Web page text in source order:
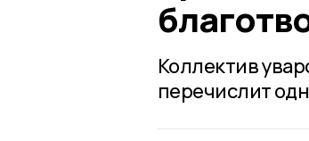
Коллектив
перечислит